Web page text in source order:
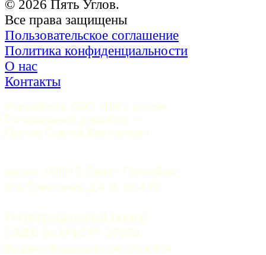
© 2026 Пять Углов.
Все права защищены
Пользовательское соглашение
Политика конфиденциальности
О нас
Контакты
Учредитель ООО «Пять углов».
Генеральный директор —
Грачев Сергей Викторович
Адрес: 191015, Санкт-Петербург,
9-я Советская, д.4-6, оф.415
Регистрационный номер
СМИ: Эл №ФС77-37070.
Выдано Федеральной службой